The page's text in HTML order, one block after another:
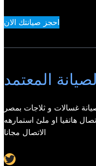
احجز صيانتك الان
المعتمد
غسالات و ثلاجات بمصر
هاتفيا او ملئ استمارهه
الاتصال مجانا
Twitter